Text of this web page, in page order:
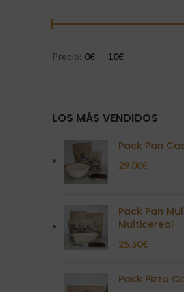
Precio: 0€ — 10€
LOS MÁS VENDIDOS
Pack Pan
29,00€
Pack Pan
Multicereal
25,50€
Pack Pizza